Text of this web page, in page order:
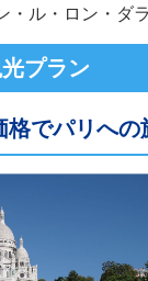
ル・ロン・ダ
プラン
格でパリへ